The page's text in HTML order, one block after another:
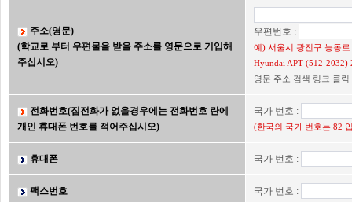
주소(영문)
(학교로 부터 우편물을 받을 주소를 영문으로 기입해
주십시오)
우편번호 :
예) 서울시 광진구 능동
Hyundai APT (512-2032)
영문 주소 검색 링크 클릭
전화번호(집전화가 없을경우에는 전화번호 란에
개인 휴대폰 번호를 적어주십시오)
국가 번호 :
(한국의 국가 번호는 82
휴대폰 국가 번호 :
팩스번호 국가 번호 :